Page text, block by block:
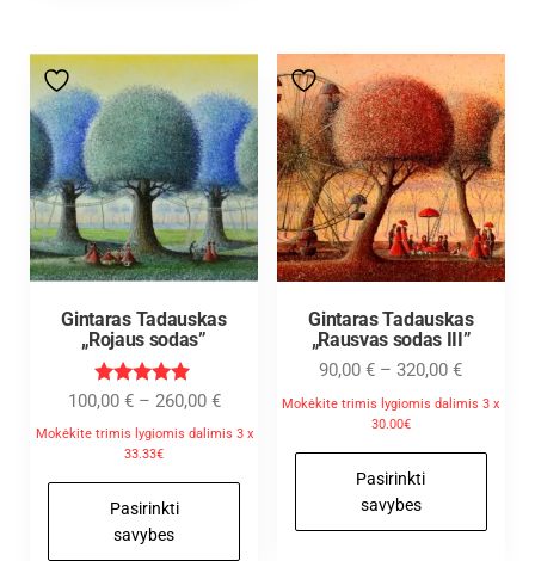
Gintaras Tadauskas
„Rojaus sodas”
Įvertinimas
5.00
iš 5
100,00 € – 260,00 €
Mokėkite trimis lygiomis dalimis 3 x
33.33€
Pasirinkti
savybes
Gintaras Tadauskas
„Rausvas sodas III”
90,00€ – 320,00€
Mokėkite trimis lygiomis dalimis 3 x
30.00€
Pasirinkti
savybes